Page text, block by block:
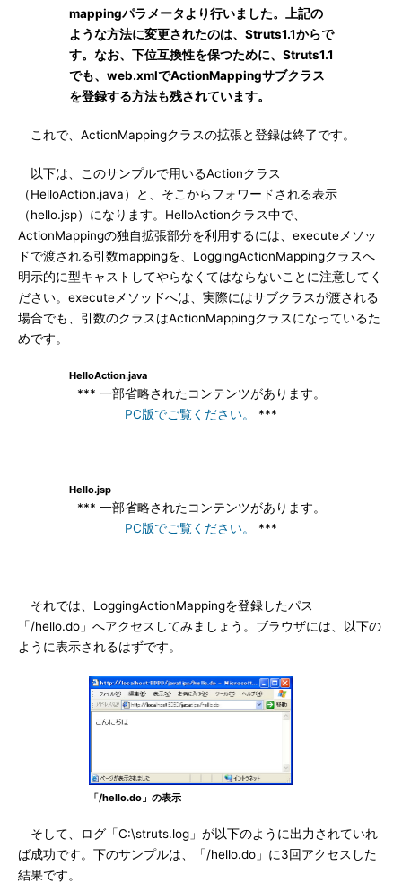
mappingパラメータより行いました。上記の
ような方法に変更されたのは、Struts1.1からで
す。なお、下位互換性を保つために、Struts1.1
でも、web.xmlでActionMappingサブクラス
を登録する方法も残されています。
これで、ActionMappingクラスの拡張と登録は終了です。
以下は、このサンプルで用いるActionクラス
（HelloAction.java）と、そこからフォワードされる表示
（hello.jsp）になります。HelloActionクラス中で、
ActionMappingの独自拡張部分を利用するには、executeメソッ
ドで渡される引数mappingを、LoggingActionMappingクラスへ
明示的に型キャストしてやらなくてはならないことに注意してく
ださい。executeメソッドへは、実際にはサブクラスが渡される
場合でも、引数のクラスはActionMappingクラスになっているた
めです。
HelloAction.java
*** 一部省略されたコンテンツがあります。
PC版でご覧ください。
***
Hello.jsp
*** 一部省略されたコンテンツがあります。
PC版でご覧ください。
***
それでは、LoggingActionMappingを登録したパス
「/hello.do」へアクセスしてみましょう。ブラウザには、以下の
ように表示されるはずです。
「/hello.do」の表示
そして、ログ「C:\struts.log」が以下のように出力されていれ
ば成功です。下のサンプルは、「/hello.do」に3回アクセスした
結果です。